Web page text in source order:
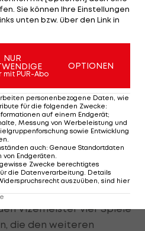
und ich hab
beschreibt Sonnleitner
geht’s“
trotz zwischenzeitlichen
aus und ließ
Jetzt heißt es: Mund
gibt Alar die
Vizemeister vier Spiele
die den weiteren
Sie können Ihre Einstellungen
unten bzw. über den Link in
NUR
PUR-Abo
OPTIONEN
personenbezogene Daten, wie
für die folgenden Zwecke:
auf einem Endgerät;
Messung von Werbeleistung und
sowie Entwicklung
auch: Genaue Standortdaten
von Endgeräten
Zwecke berechtigtes
die Datenverarbeitung. Details
auszuüben, sind hier